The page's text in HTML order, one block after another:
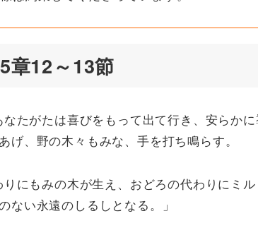
章12～13節
たがたは喜びをもって出て行き、安らか
げ、野の木々もみな、手を打ち鳴らす。
にもみの木が生え、おどろの代わりにミ
ない永遠のしるしとなる。」